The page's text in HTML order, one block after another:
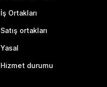
İş Ortakları
Satış ortakları
Yasal
Hizmet durumu